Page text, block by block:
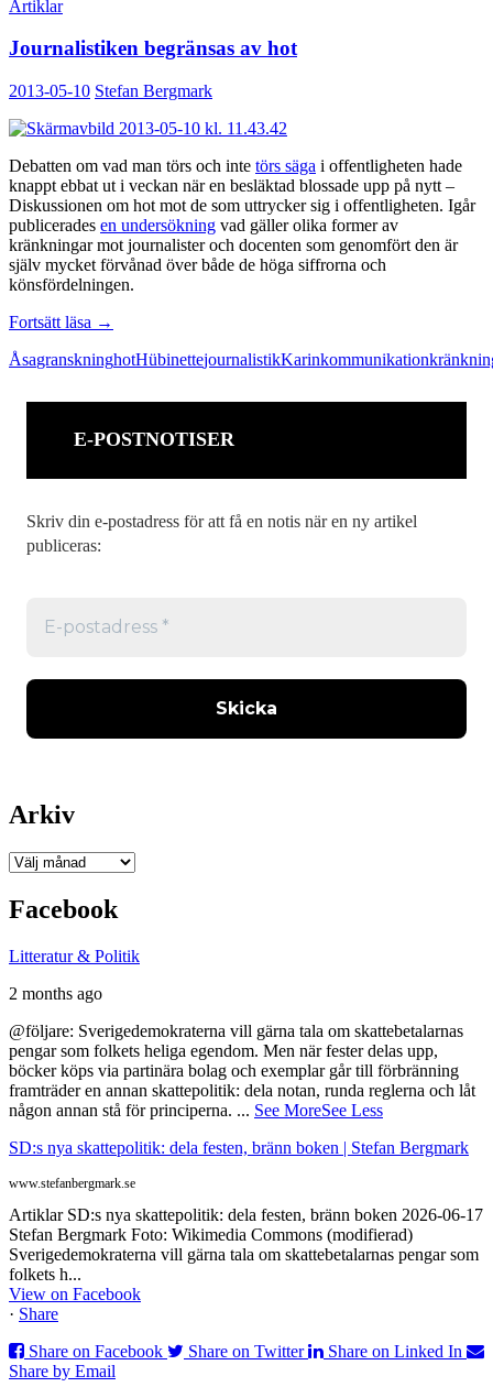
Artiklar
Journalistiken begränsas av hot
2013-05-10 Stefan Bergmark
Debatten om vad man törs och inte törs säga i offentligheten hade
knappt ebbat ut i veckan när en besläktad blossade upp på nytt –
Diskussionen om hot mot de som uttrycker sig i offentligheten. Igår
publicerades en undersökning vad gäller olika former av
kränkningar mot journalister och docenten som genomfört den är
själv mycket förvånad över både de höga siffrorna och
könsfördelningen.
Fortsätt läsa Journalistiken
av
→
ÅsagranskninghotHübinettejournalistikKarinkommunikation
E-POSTNOTISER
Skriv din e-postadress för att få en notis när en ny artikel
publiceras:
Arkiv
Arkiv
Facebook
Litteratur & Politik
2 months ago
@följare: Sverigedemokraterna vill gärna tala om skattebetalarnas
pengar som folkets heliga egendom. Men när fester delas upp,
böcker köps via partinära bolag och exemplar går till förbränning
framträder en annan skattepolitik: dela notan, runda reglerna och låt
någon annan stå för principerna. ... See MoreSee Less
SD:s nya skattepolitik: dela festen, bränn boken | Stefan Bergmark
www.stefanbergmark.se
Artiklar SD:s nya skattepolitik: dela festen, bränn boken 2026-06-17
Stefan Bergmark Foto: Wikimedia Commons (modifierad)
Sverigedemokraterna vill gärna tala om skattebetalarnas pengar som
folkets h...
View on Facebook
· Share
Share on Facebook
Share on Twitter
Share on Linked In
Share by Email